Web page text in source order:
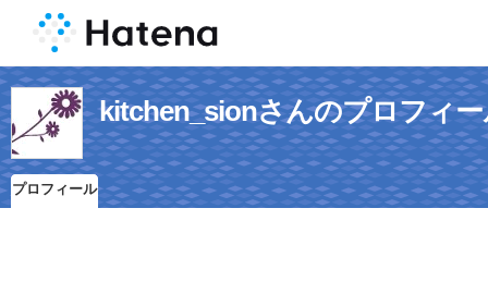
kitchen_sionさんのプロフィ
プロフィール